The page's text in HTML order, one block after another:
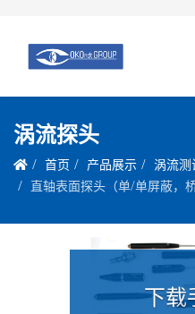
涡流探头
首页 产品展示 涡流测
直轴表面探头（单/单屏蔽，桥
下